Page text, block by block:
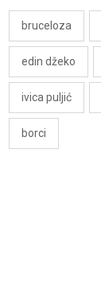
bruceloza
edin džeko
ivica puljić
borci